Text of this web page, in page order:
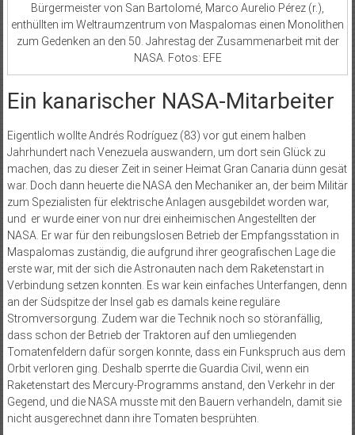
Bürgermeister von San Bartolomé, Marco Aurelio Pérez (r.),
enthüllten im Weltraumzentrum von Mas­palomas einen Monolithen
zum Gedenken an den 50. Jahrestag der Zusammenarbeit mit der
NASA. Fotos: EFE
Ein kanarischer NASA-Mitarbeiter
Eigentlich wollte Andrés Rodríguez (83) vor gut einem halben
Jahrhundert nach Venezuela auswandern, um dort sein Glück zu
machen, das zu dieser Zeit in seiner Heimat Gran Canaria dünn gesät
war. Doch dann heuerte die NASA den Mechaniker an, der beim Militär
zum Spezialisten für elektrische Anlagen ausgebildet worden war,
und er wurde einer von nur drei einheimischen Angestellten der
NASA. Er war für den reibungslosen Betrieb der Empfangsstation in
Maspalomas zuständig, die aufgrund ihrer geografischen Lage die
erste war, mit der sich die Astronauten nach dem Raketenstart in
Verbindung setzen konnten. Es war kein einfaches Unterfangen, denn
an der Südspitze der Insel gab es damals keine reguläre
Stromversorgung. Zudem war die Technik noch so störanfällig,
dass schon der Betrieb der Traktoren auf den umliegenden
Tomatenfeldern dafür sorgen konnte, dass ein Funkspruch aus dem
Orbit verloren ging. Deshalb sperrte die Guardia Civil, wenn ein
Raketenstart des Mercury-Programms anstand, den Verkehr in der
Gegend, und die NASA musste mit den Bauern verhandeln, damit sie
nicht ausgerechnet dann ihre Tomaten besprühten.